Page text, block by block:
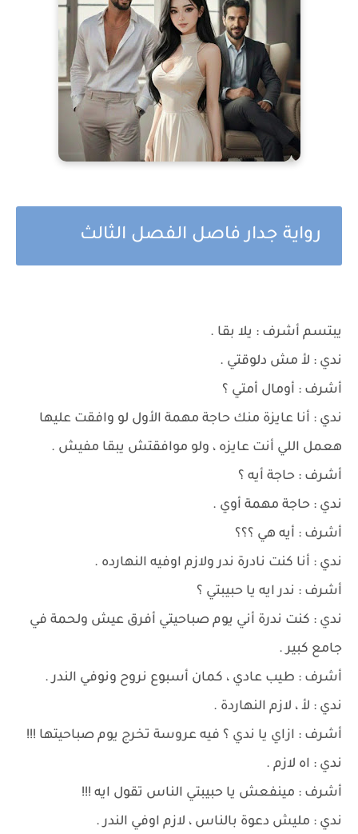
رواية جدار فاصل الفصل الثالث
يبتسم أشرف : يلا بقا .
ندي : لأ مش دلوقتي .
أشرف : أومال أمتي ؟
ندي : أنا عايزة منك حاجة مهمة الأول لو وافقت عليها
هعمل اللي أنت عايزه ، ولو موافقتش يبقا مفيش .
أشرف : حاجة أيه ؟
ندي : حاجة مهمة أوي .
أشرف : أيه هي ؟؟؟
ندي : أنا كنت نادرة ندر ولازم اوفيه النهارده .
أشرف : ندر ايه يا حبيبتي ؟
ندي : كنت ندرة أني يوم صباحيتي أفرق عيش ولحمة في
جامع كبير .
أشرف : طيب عادي ، كمان أسبوع نروح ونوفي الندر .
ندي : لأ ، لازم النهاردة .
أشرف : ازاي يا ندي ؟ فيه عروسة تخرج يوم صباحيتها !!!
ندي : اه لازم .
أشرف : مينفعش يا حبيبتي الناس تقول ايه !!!
ندي : مليش دعوة بالناس ، لازم اوفي الندر .